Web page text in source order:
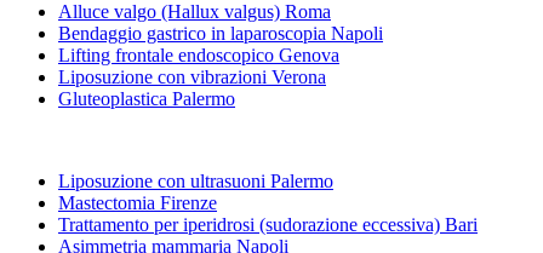
Alluce valgo (Hallux valgus) Roma
Bendaggio gastrico in laparoscopia Napoli
Lifting frontale endoscopico Genova
Liposuzione con vibrazioni Verona
Gluteoplastica Palermo
Liposuzione con ultrasuoni Palermo
Mastectomia Firenze
Trattamento per iperidrosi (sudorazione eccessiva) Bari
Asimmetria mammaria Napoli